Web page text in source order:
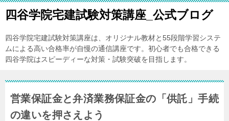
四谷学院宅建試験対策講座_公式ブログ
四谷学院宅建試験対策講座は、オリジナル教材と55段階学習システ
ムによる高い合格率が自慢の通信講座です。初心者でも合格できる
四谷学院はスピーディーな対策・試験突破を目指します。
営業保証金と弁済業務保証金の「供託」手続
の違いを押さえよう